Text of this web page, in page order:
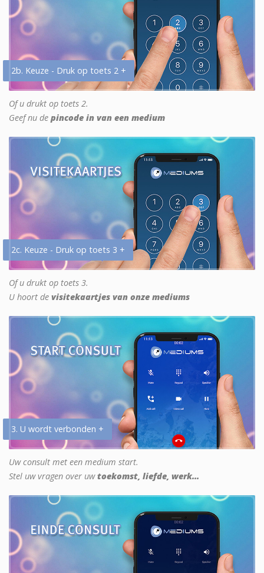
2b. Keuze - Druk op toets 2 +
Of u drukt op toets 2.
Geef nu de pincode in van een medium
2c. Keuze - Druk op toets 3 +
Of u drukt op toets 3.
U hoort de visitekaartjes van onze mediums
3. U wordt verbonden +
Uw consult met een medium start.
Stel uw vragen over uwtoekomst, liefde, werk...